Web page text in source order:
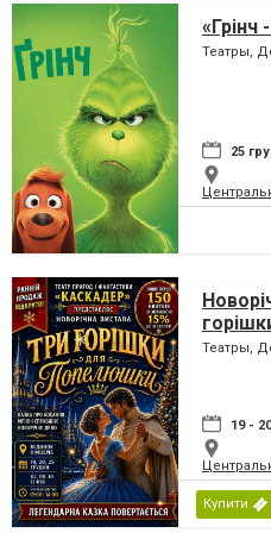
«Грінч
Театры,
25
Театры,
19 -
Купити